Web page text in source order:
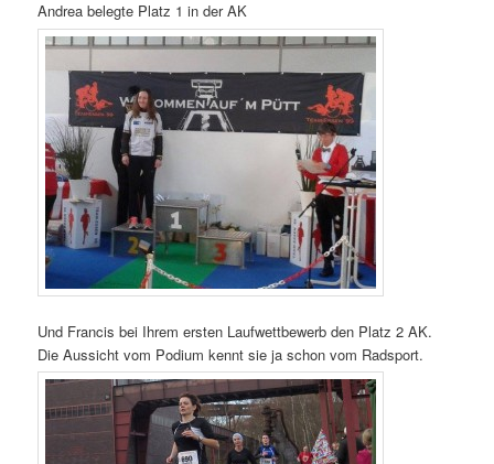
Andrea belegte Platz 1 in der AK
Und Francis bei Ihrem ersten Laufwettbewerb den Platz 2 AK.
Die Aussicht vom Podium kennt sie ja schon vom Radsport.